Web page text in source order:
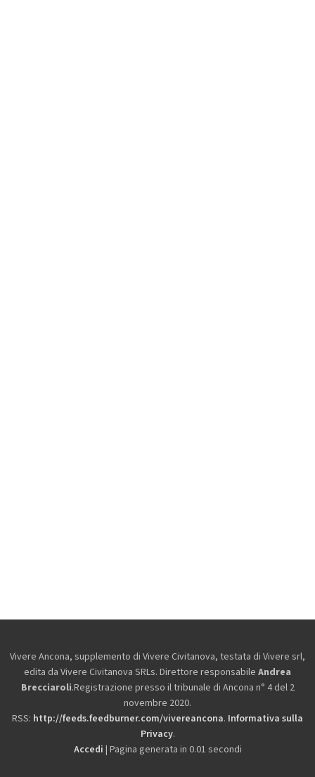
Vivere Ancona, supplemento di Vivere Civitanova, testata di Vivere srl,
edita da Vivere Civitanova SRLs. Direttore responsabile Andrea
Brecciaroli.Registrazione presso il tribunale di Ancona n° 4 del 2
novembre 2020.
RSS: http://feeds.feedburner.com/vivereancona. Informativa sulla
Privacy.
Accedi | Pagina generata in 0.01 secondi